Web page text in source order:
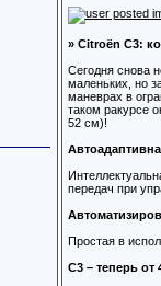
» Citroёn С3:
Сегодня снова
маленьких, но
маневрах в
таком ракурсе
52 см)!
передач при
Простая в
С3 – теперь от